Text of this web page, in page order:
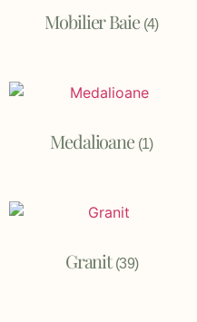
Mobilier Baie (4)
Medalioane (1)
Granit (39)